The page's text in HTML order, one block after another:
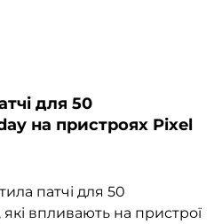
для 50
на пристроях Pixel
патчі для 50
впливають на пристрої